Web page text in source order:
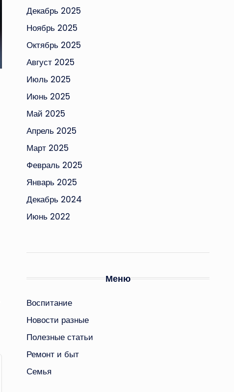
Декабрь 2025
Ноябрь 2025
Октябрь 2025
Август 2025
Июль 2025
Июнь 2025
Май 2025
Апрель 2025
Март 2025
Февраль 2025
Январь 2025
Декабрь 2024
Июнь 2022
Меню
Воспитание
Новости разные
Полезные статьи
Ремонт и быт
Семья